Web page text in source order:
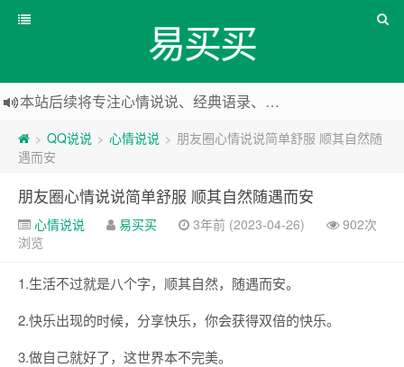
易买买
本站后续将专注心情说说、经典语录、心情随笔等
本站改版，下架友情链接
> QQ说说 > 心情说说 > 朋友圈心情说说简单舒服 顺其自然随
遇而安
朋友圈心情说说简单舒服 顺其自然随遇而安
心情说说 易买买 3年前 (2023-04-26)
902次
浏览
1.生活不过就是八个字，顺其自然，随遇而安。
2.快乐出现的时候，分享快乐，你会获得双倍的快乐。
3.做自己就好了，这世界本不完美。